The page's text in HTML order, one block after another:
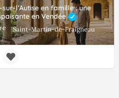
l’Autise en famille : une
en Vendée
Saint-Martin-de-Fraigneau